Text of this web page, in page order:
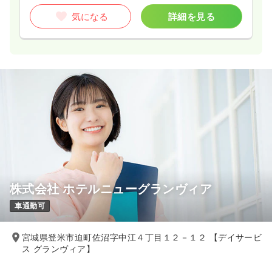
気になる 詳細を見る
株式会社 ホテルニューグランヴィア
車通勤可
宮城県登米市迫町佐沼字中江４丁目１２－１２ 【デイサービ
ス グランヴィア】